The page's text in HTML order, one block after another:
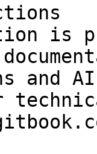
is
and